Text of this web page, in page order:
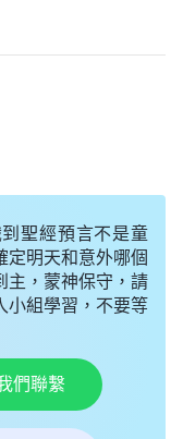
没有錢就會被人
我連賺錢的時間都
年輕，要趁這大
好的，可我每天
你還是和我爸一起
信神，可我只顧
，我又趕緊回到
重下降，因此我
故，又害怕因自
聖經預言不是童
定明天和意外哪個
主，蒙神保守，請
組學習，不要等
們聯繫